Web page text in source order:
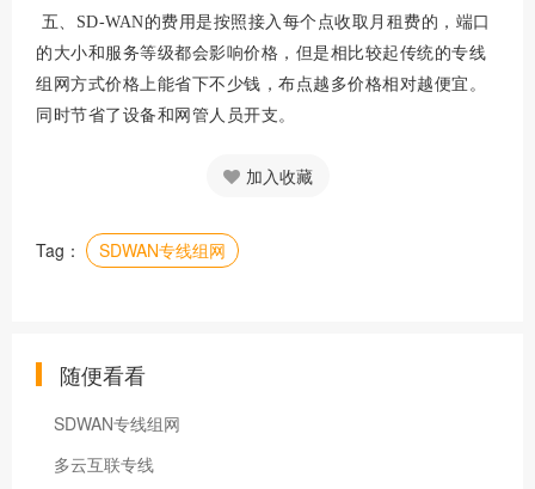
五、SD-WAN的费用是按照接入每个点收取月租费的，端口
的大小和服务等级都会影响价格，但是相比较起传统的专线
组网方式价格上能省下不少钱，布点越多价格相对越便宜。
同时节省了设备和网管人员开支。
加入收藏
Tag： SDWAN专线组网
随便看看
SDWAN专线组网
多云互联专线